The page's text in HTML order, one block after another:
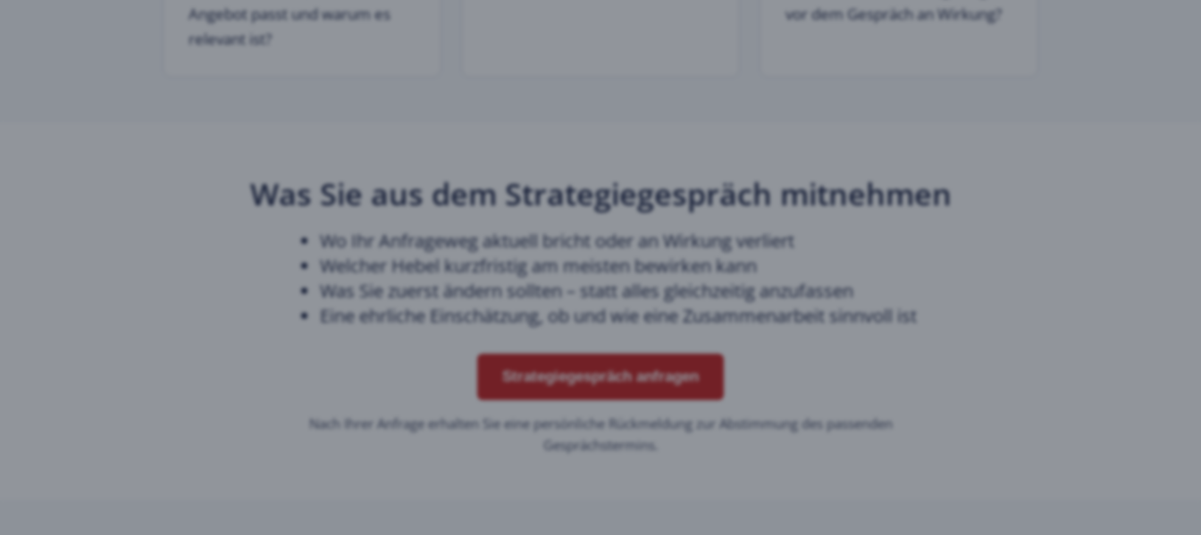
Angebot passt und warum es
relevant ist?
vor dem Gespräch an Wirkung?
Was Sie aus dem Strategiegespräch mitnehmen
Wo Ihr Anfrageweg aktuell bricht oder an Wirkung verliert
Welcher Hebel kurzfristig am meisten bewirken kann
Was Sie zuerst ändern sollten – statt alles gleichzeitig anzufassen
Eine ehrliche Einschätzung, ob und wie eine Zusammenarbeit sinnvoll ist
Strategiegespräch anfragen
Nach Ihrer Anfrage erhalten Sie eine persönliche Rückmeldung zur Abstimmung des passenden
Gesprächstermins.